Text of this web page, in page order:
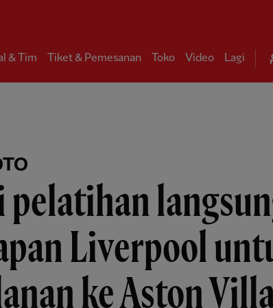
& Tim Tiket & Pemesanan Toko Video Lagi
pelatihan
Liverpool
ke Aston